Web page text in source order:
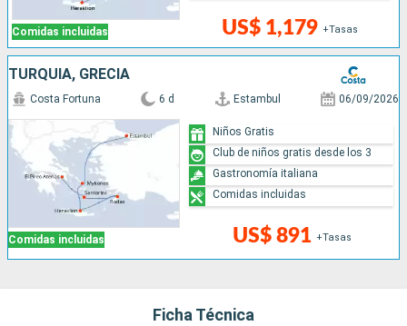
Comidas incluidas US$ 1,179 +Tasas
TURQUÍA, GRECIA
Comidas incluidas
Costa Fortuna 6 d Estambul 06/09/2026
US$ 891 +Tasas
Niños Gratis
Club de niños gratis desde los 3
Gastronomía italiana
Comidas incluidas
Ficha Técnica